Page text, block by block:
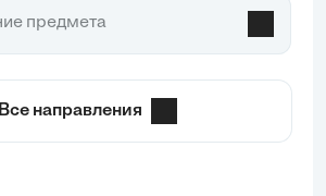
Все направления